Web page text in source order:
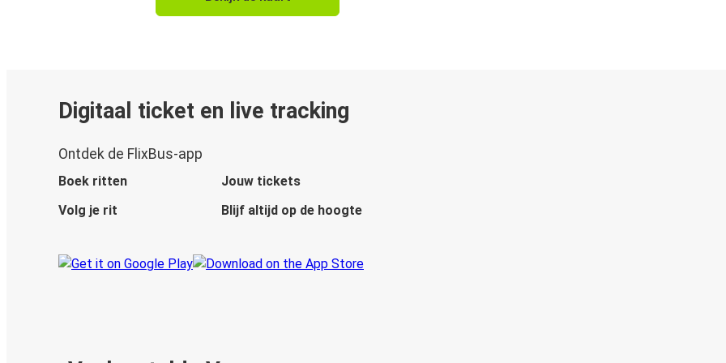
Digitaal ticket en live tracking
Ontdek de FlixBus-app
Boek ritten
Jouw tickets
Volg je rit
Blijf altijd op de hoogte